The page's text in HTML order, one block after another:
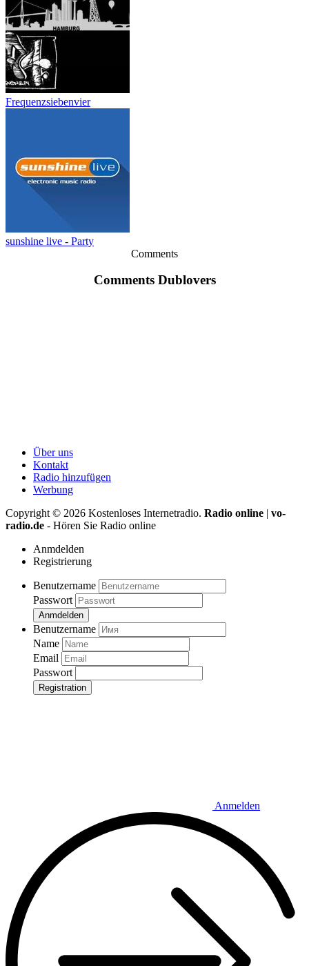
Frequenzsiebenvier
sunshine live - Party
Comments
Comments Dublovers
Über uns
Kontakt
Radio hinzufügen
Werbung
Copyright © 2026 Kostenloses Internetradio. Radio online | vo-
radio.de - Hören Sie Radio online
Anmdelden
Registrierung
Benutzername
Passwort
Anmdelden
Benutzername
Name
Email
Passwort
Registration
Anmelden